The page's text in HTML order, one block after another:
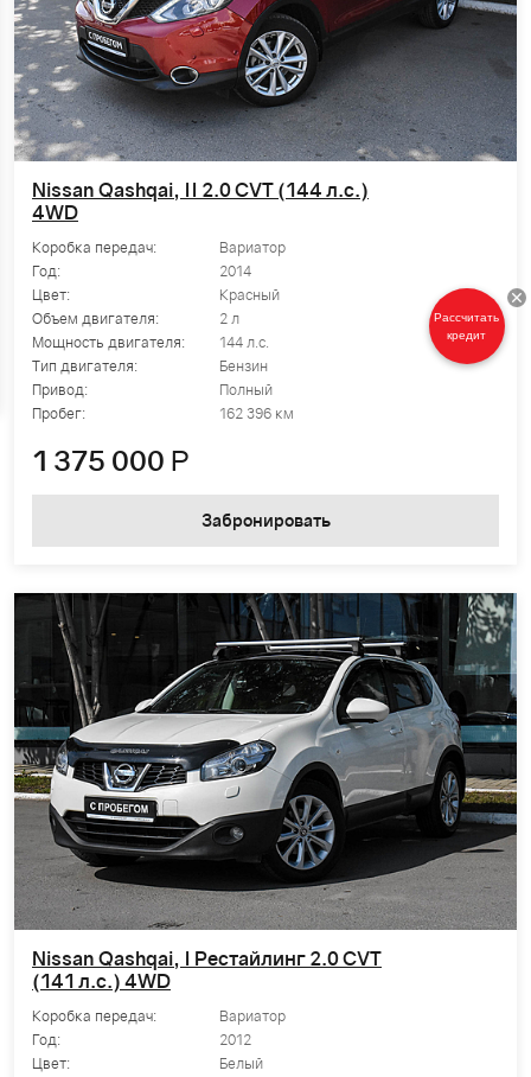
Nissan Qashqai, II 2.0 CVT (144 л.с.)
4WD
Коробка передач:
Вариатор
Год:
2014
Цвет:
Красный
Объем двигателя:
2 л
Мощность двигателя:
144 л.с.
Тип двигателя:
Бензин
Привод:
Полный
Пробег:
162 396 км
1 375 000 Р
Забронировать
Nissan Qashqai, I Рестайлинг 2.0 CVT
(141 л.с.) 4WD
Коробка передач:
Вариатор
Год:
2012
Цвет:
Белый
Рассчитать
кредит